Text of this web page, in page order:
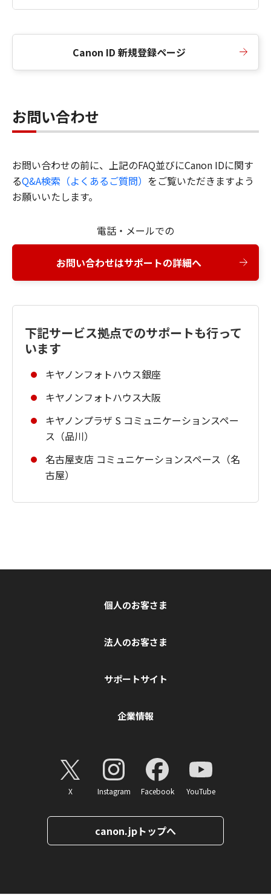
Canon ID 新規登録ページ
お問い合わせ
お問い合わせの前に、上記のFAQ並びにCanon IDに関す
るQ&A検索（よくあるご質問） をご覧いただきますよう
お願いいたします。
電話・メールでの
お問い合わせはサポートの詳細へ
下記サービス拠点でのサポートも行って
います
キヤノンフォトハウス銀座
キヤノンフォトハウス大阪
キヤノンプラザ S コミュニケーションスペー
ス（品川）
名古屋支店 コミュニケーションスペース（名
古屋）
個人のお客さま
法人のお客さま
サポートサイト
企業情報
X Instagram Facebook YouTube
canon.jpトップへ